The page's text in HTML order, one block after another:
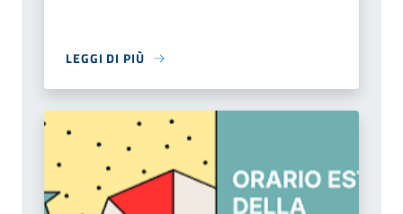
LEGGI DI PIÙ